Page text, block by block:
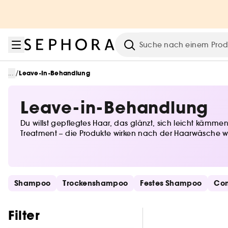
Suche
... /Leave-In-Behandlung
Leave-in-Behandlung
Du willst gepflegtes Haar, das glänzt, sich leicht
Treatment – die Produkte wirken nach der Haarwäsche
Schnelllinks überspringen
Shampoo Trockenshampoo Festes Shampoo
Filter